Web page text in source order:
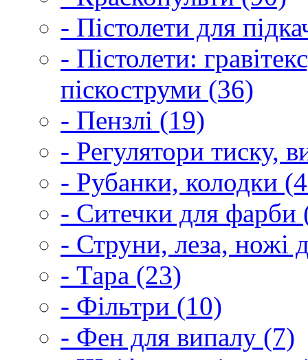
- Пістолети для
- Пістолети:
піскоструми (36)
- Пензлі (19)
- Регулятори тиску,
- Рубанки, колодки
- Ситечки для фарби
- Струни, леза, ножі
- Тара (23)
- Фільтри (10)
- Фен для випалу (7)